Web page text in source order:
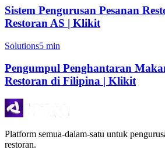
Sistem Pengurusan Pesanan
Restoran AS | Klikit
Solutions5 min
Pengumpul Penghantaran
Restoran di Filipina | Klikit
Platform semua-dalam-satu untuk
restoran.